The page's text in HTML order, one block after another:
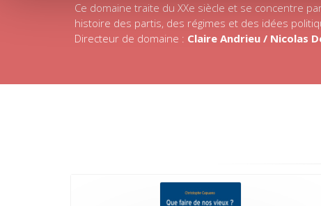
Ce domaine traite du XXe siècle et se concentre
histoire des partis, des régimes et des idées
Directeur de domaine : Claire Andrieu / Nicolas